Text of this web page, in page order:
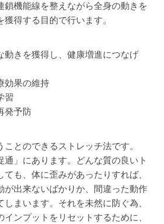
鎖機能線を整えながら全身の動きを
得する目的で行います。
動きを獲得し、健康増進につなげ
効果の維持
習
発予防
とのできるストレッチ法です。
通」にあります。どんな質の良いト
も、体に歪みがあったりすれば、
が出来ないばかりか、間違った動作
まいます。それを未然に防ぐ為、
ンプットをリセットするために、